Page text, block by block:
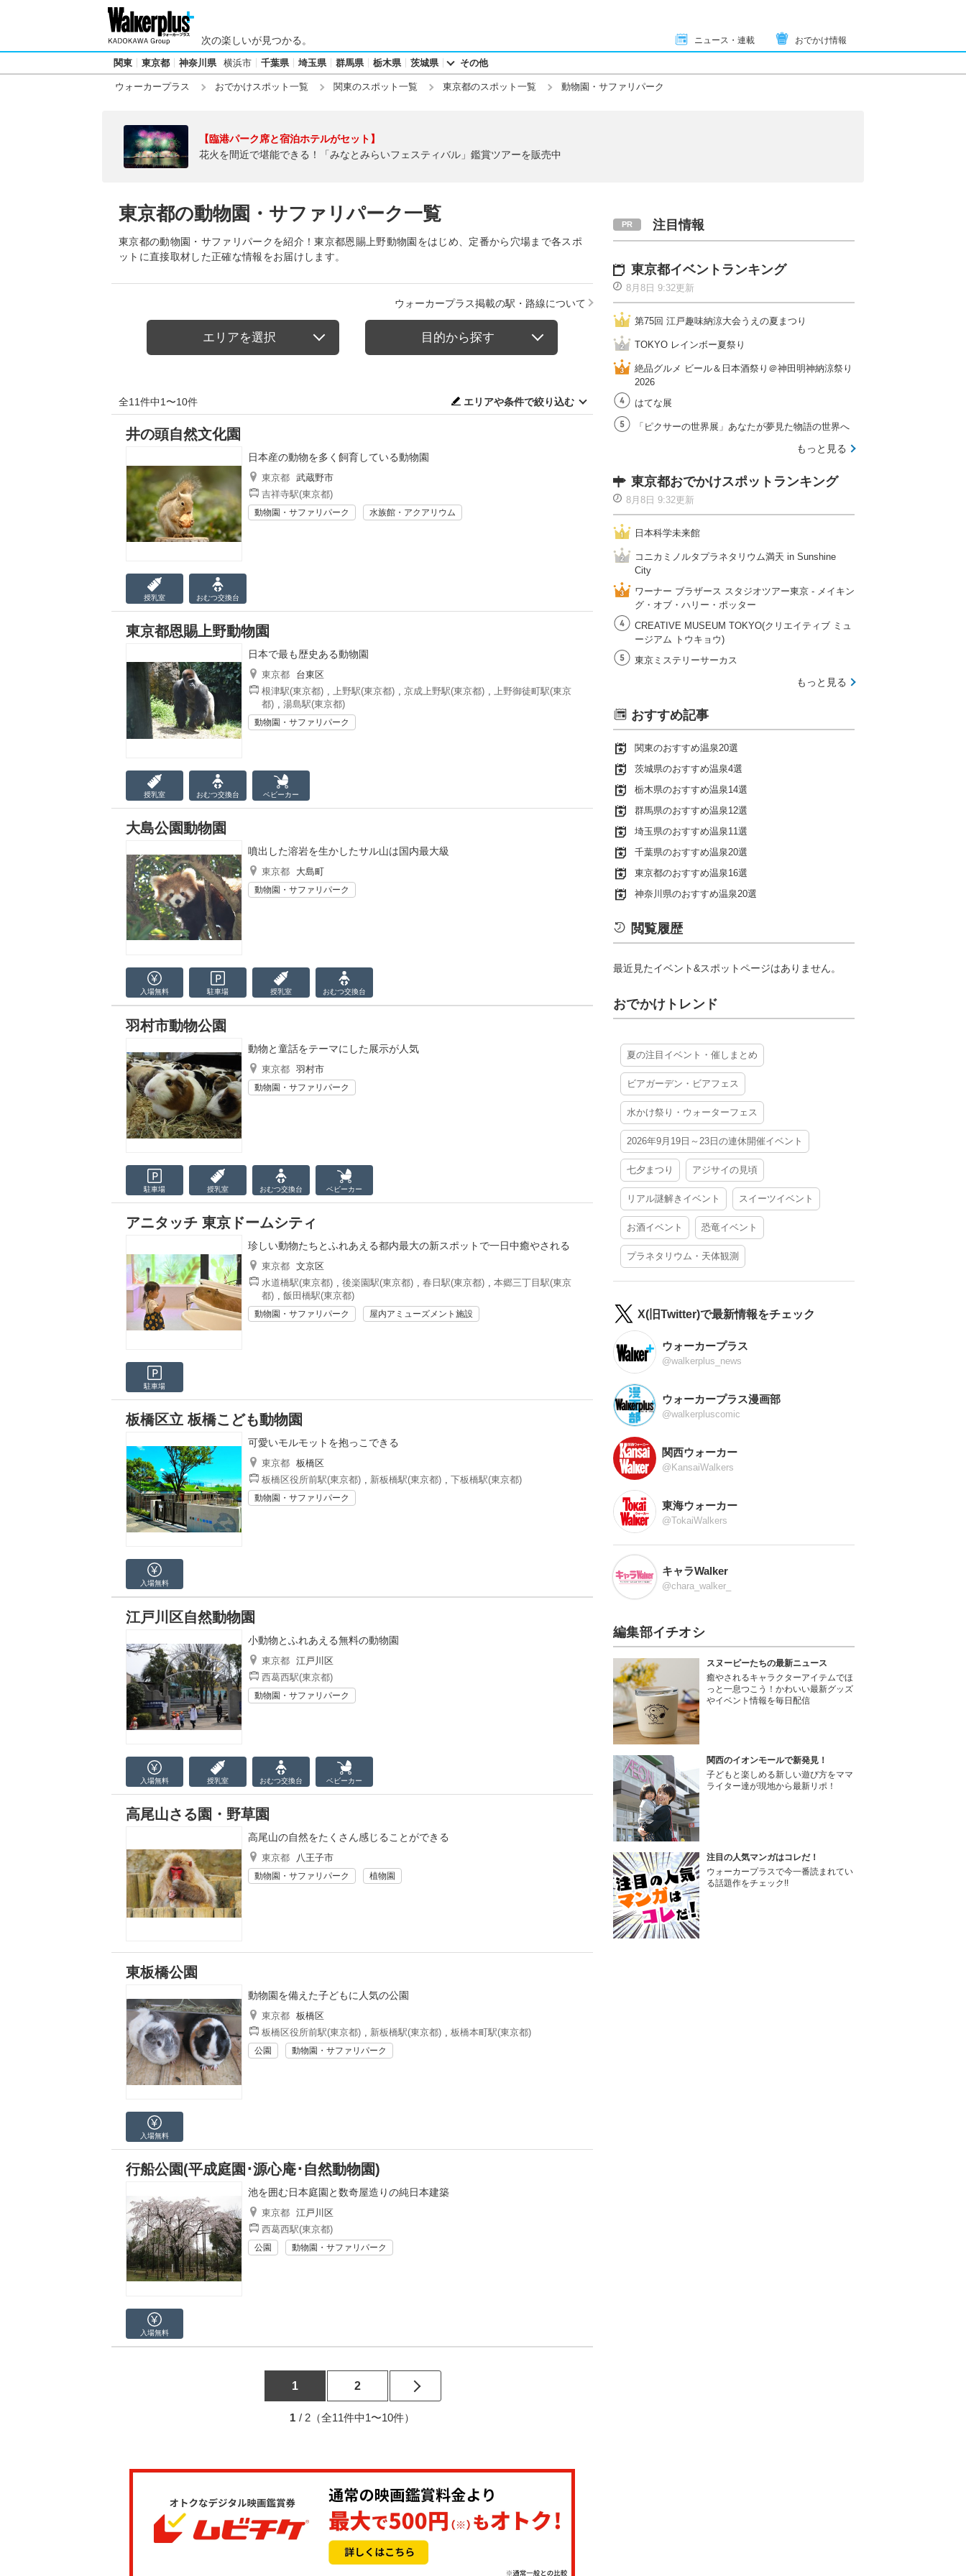
次の楽しいが見つかる。 ニュース・連載 おでかけ情報
関東 東京都 神奈川県 横浜市 千葉県 埼玉県 群馬県 栃木県 茨城県 その他
ウォーカープラス おでかけスポット一覧 関東のスポット一覧 東京都のスポット一覧 動物園・サファリパーク
【臨港パーク席と宿泊ホテルがセット】
花火を間近で堪能できる！「みなとみらいフェスティバル」鑑賞ツアーを販売中
東京都の動物園・サファリパーク一覧
東京都の動物園・サファリパークを紹介！東京都恩賜上野動物園をはじめ、定番から穴場まで各スポ
ットに直接取材した正確な情報をお届けします。
ウォーカープラス掲載の駅・路線について
エリアを選択 目的から探す
全11件中1〜10件 エリアや条件で絞り込む
井の頭自然文化園
日本産の動物を多く飼育している動物園
東京都 武蔵野市
吉祥寺駅(東京都)
動物園・サファリパーク 水族館・アクアリウム
授乳室 おむつ交換台
東京都恩賜上野動物園
日本で最も歴史ある動物園
東京都
台東区
根津駅(東京都) , 上野駅(東京都) , 京成上野駅(東京都) , 上野御徒町駅(東京
都) , 湯島駅(東京都)
動物園・サファリパーク
授乳室 おむつ交換台 ベビーカー
大島公園動物園
噴出した溶岩を生かしたサル山は国内最大級
東京都 大島町
動物園・サファリパーク
入場無料 駐車場 授乳室 おむつ交換台
羽村市動物公園
動物と童話をテーマにした展示が人気
東京都 羽村市
動物園・サファリパーク
駐車場 授乳室 おむつ交換台 ベビーカー
アニタッチ 東京ドームシティ
珍しい動物たちとふれあえる都内最大の新スポットで一日中癒やされる
東京都 文京区
水道橋駅(東京都) , 後楽園駅(東京都) , 春日駅(東京都) , 本郷三丁目駅(東京
都) , 飯田橋駅(東京都)
動物園・サファリパーク 屋内アミューズメント施設
駐車場
板橋区立 板橋こども動物園
可愛いモルモットを抱っこできる
東京都 板橋区
板橋区役所前駅(東京都) , 新板橋駅(東京都) , 下板橋駅(東京都)
動物園・サファリパーク
入場無料
江戸川区自然動物園
小動物とふれあえる無料の動物園
東京都 江戸川区
西葛西駅(東京都)
動物園・サファリパーク
入場無料 授乳室 おむつ交換台 ベビーカー
高尾山さる園・野草園
高尾山の自然をたくさん感じることができる
東京都 八王子市
動物園・サファリパーク 植物園
東板橋公園
動物園を備えた子どもに人気の公園
東京都 板橋区
板橋区役所前駅(東京都) , 新板橋駅(東京都) , 板橋本町駅(東京都)
公園 動物園・サファリパーク
入場無料
行船公園(平成庭園･源心庵･自然動物園)
池を囲む日本庭園と数奇屋造りの純日本建築
東京都 江戸川区
西葛西駅(東京都)
公園 動物園・サファリパーク
入場無料
1 2
1 / 2（全11件中1〜10件）
注目情報
東京都イベントランキング
8月8日 9:32更新
第75回 江戸趣味納涼大会うえの夏まつり
TOKYO レインボー夏祭り
絶品グルメ ビール＆日本酒祭り＠神田明神納涼祭り
2026
はてな展
「ピクサーの世界展」あなたが夢見た物語の世界へ
もっと見る
東京都おでかけスポットランキング
8月8日 9:32更新
日本科学未来館
コニカミノルタプラネタリウム満天 in Sunshine
City
ワーナー ブラザース スタジオツアー東京 ‐ メイキン
グ・オブ・ハリー・ポッター
CREATIVE MUSEUM TOKYO(クリエイティブ ミュ
ージアム トウキョウ)
東京ミステリーサーカス
もっと見る
おすすめ記事
関東のおすすめ温泉20選
茨城県のおすすめ温泉4選
栃木県のおすすめ温泉14選
群馬県のおすすめ温泉12選
埼玉県のおすすめ温泉11選
千葉県のおすすめ温泉20選
東京都のおすすめ温泉16選
神奈川県のおすすめ温泉20選
閲覧履歴
最近見たイベント&スポットページはありません。
おでかけトレンド
夏の注目イベント・催しまとめ
ビアガーデン・ビアフェス
水かけ祭り・ウォーターフェス
2026年9月19日～23日の連休開催イベント
七夕まつり アジサイの見頃
リアル謎解きイベント スイーツイベント
お酒イベント 恐竜イベント
プラネタリウム・天体観測
X(旧Twitter)で最新情報をチェック
ウォーカープラス
@walkerplus_news
ウォーカープラス漫画部
@walkerpluscomic
関西ウォーカー
@KansaiWalkers
東海ウォーカー
@TokaiWalkers
キャラWalker
@chara_walker_
編集部イチオシ
スヌーピーたちの最新ニュース
癒やされるキャラクターアイテムでほ
っと一息つこう！かわいい最新グッズ
やイベント情報を毎日配信
関西のイオンモールで新発見！
子どもと楽しめる新しい遊び方をママ
ライター達が現地から最新リポ！
注目の人気マンガはコレだ！
ウォーカープラスで今一番読まれてい
る話題作をチェック!!